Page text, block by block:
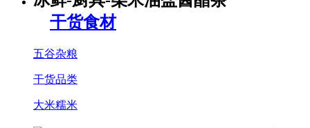
干货食材
五谷杂粮
干货品类
大米糯米